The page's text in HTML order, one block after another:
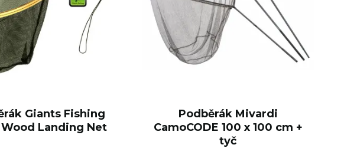
Giants Fishing
Landing Net
Podběrák Mivardi
CamoCODE 100 x 100 cm +
tyč